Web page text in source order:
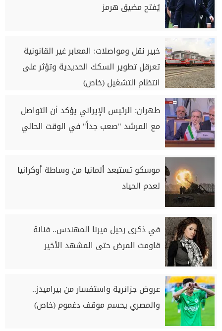
يُفتح مضيق هرمز
خبير نقل ومواصلات: المعابر غير القانونية
تعرقل تطوير السكك الحديدية وتؤثر على
انتظام التشغيل (خاص)
طهران: الرئيس الإيراني يؤكد أن التواصل
مع المرشد "صعب جداً" في الوقت الحالي
موسكو تستبعد ألمانيا من وساطة أوكرانيا
لعدم الحياد
في ذكرى رحيل ميرنا المهندس.. فنانة
قاومت المرض حتى المشهد الأخير
عروض جزائرية واستفسار من بيراميدز..
والمصري يحسم موقف دغموم (خاص)